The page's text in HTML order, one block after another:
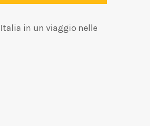
in un viaggio nelle